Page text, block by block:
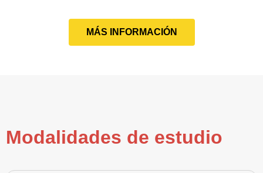
MÁS INFORMACIÓN
Modalidades de estudio